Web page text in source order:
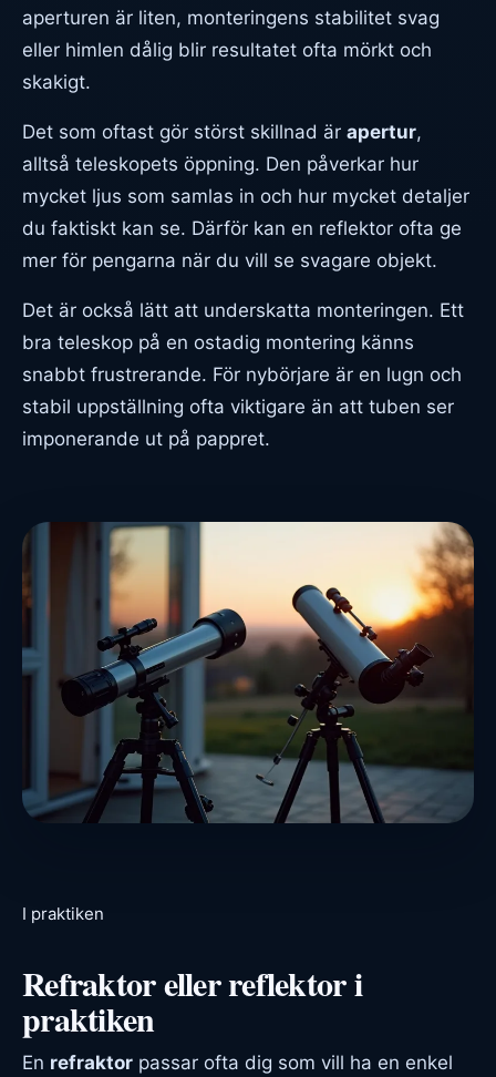
aperturen är liten, monteringens stabilitet svag
eller himlen dålig blir resultatet ofta mörkt och
skakigt.
Det som oftast gör störst skillnad är apertur,
alltså teleskopets öppning. Den påverkar hur
mycket ljus som samlas in och hur mycket detaljer
du faktiskt kan se. Därför kan en reflektor ofta ge
mer för pengarna när du vill se svagare objekt.
Det är också lätt att underskatta monteringen. Ett
bra teleskop på en ostadig montering känns
snabbt frustrerande. För nybörjare är en lugn och
stabil uppställning ofta viktigare än att tuben ser
imponerande ut på pappret.
I praktiken
Refraktor eller reflektor i
praktiken
En refraktor passar ofta dig som vill ha en enkel